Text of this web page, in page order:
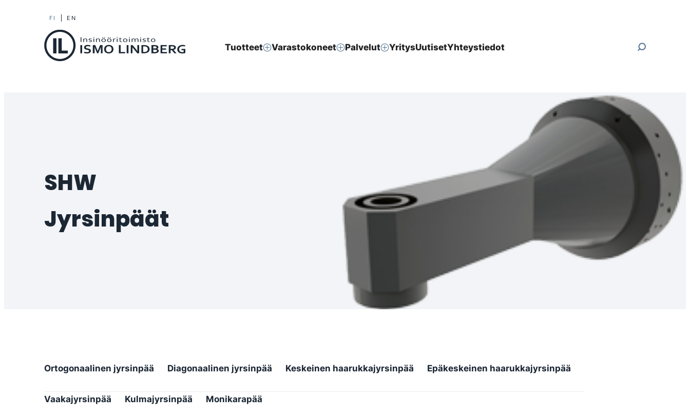
sisältöön
FI EN
Il-machinery
Tuotteet Varastokoneet Palvelut YritysUutisetYhteystiedot
SHW
jyrsinpäät
Ortogonaalinen jyrsinpää Diagonaalinen jyrsinpää Keskeinen haarukkajyrsinpää Epäkeskeinen haarukkajyrsinpää
Vaakajyrsinpää Kulmajyrsinpää Monikarapää